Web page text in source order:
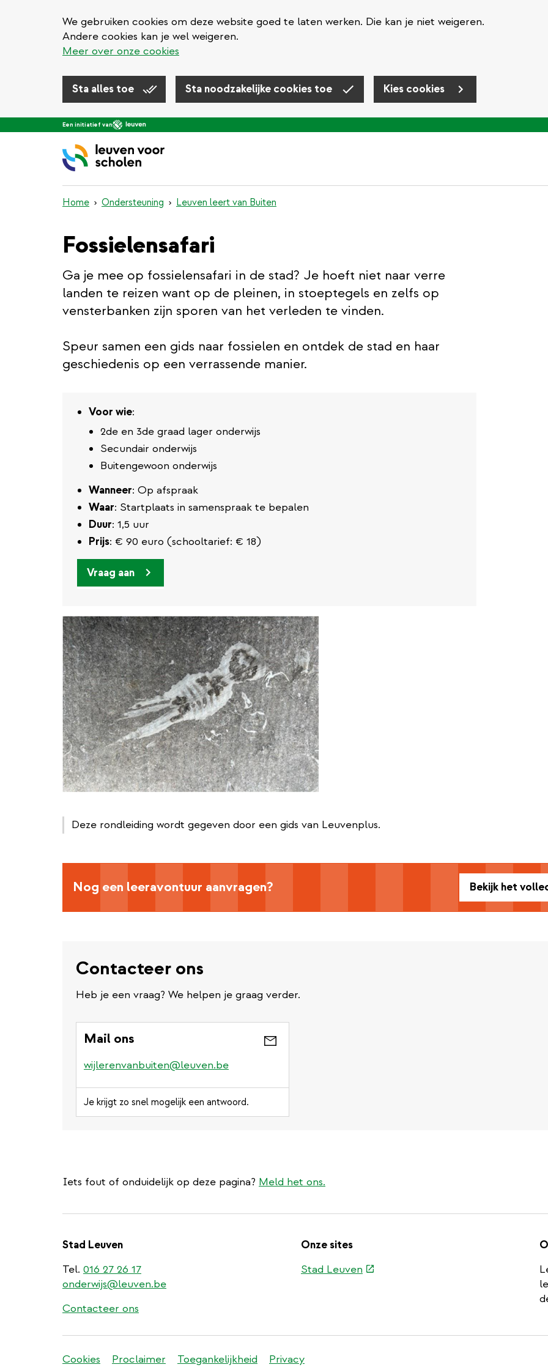
We gebruiken cookies om deze website goed te laten werken. Die kan je niet weigeren.
Andere cookies kan je wel weigeren.
Meer over onze cookies
Sta alles toe Sta noodzakelijke cookies toe Kies cookies
OverslaanEen initiatief van
Home Ondersteuning Leuven leert van Buiten
Fossielensafari
Ga je mee op fossielensafari in de stad? Je hoeft niet naar verre
landen te reizen want op de pleinen, in stoeptegels en zelfs op
vensterbanken zijn sporen van het verleden te vinden.
Speur samen een gids naar fossielen en ontdek de stad en haar
geschiedenis op een verrassende manier.
Voor wie:
2de en 3de graad lager onderwijs
Secundair onderwijs
Buitengewoon onderwijs
Wanneer: Op afspraak
Waar: Startplaats in samenspraak te bepalen
Duur: 1,5 uur
Prijs: € 90 euro (schooltarief: € 18)
Vraag aan
Deze rondleiding wordt gegeven door een gids van Leuvenplus.
Bekijk het
Nog een leeravontuur aanvragen?
Contacteer ons
Heb je een vraag? We helpen je graag verder.
Mail ons
wijlerenvanbuiten@leuven.be
Je krijgt zo snel mogelijk een antwoord.
Iets fout of onduidelijk op deze pagina? Meld het ons.
Stad Leuven
Tel. 016 27 26 17
onderwijs@leuven.be
Contacteer ons
Onze sites
Stad Leuven (externe
Stadleuven
Cookies Proclaimer Toegankelijkheid Privacy